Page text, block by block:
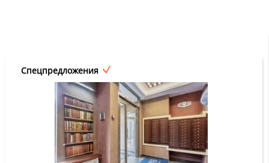
Спецпредложения